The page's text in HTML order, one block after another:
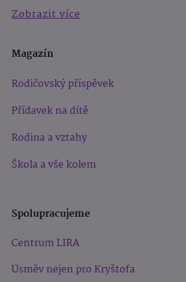
Zobrazit více
Magazín
Rodičovský příspěvek
Přídavek na dítě
Rodina a vztahy
Škola a vše kolem
Spolupracujeme
Centrum LIRA
Úsměv nejen pro Kryštofa